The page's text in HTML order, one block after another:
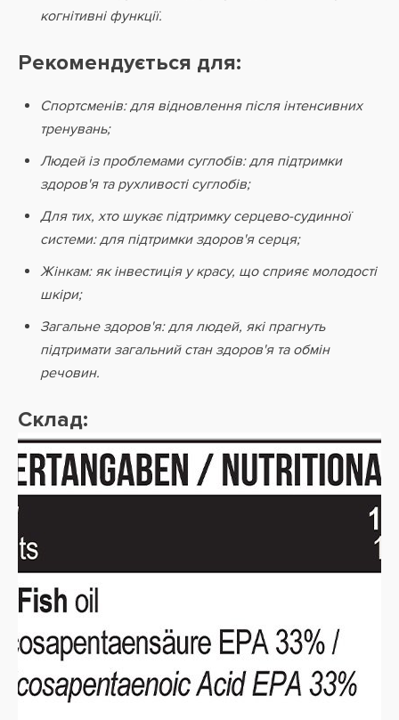
когнітивні функції.
Рекомендується для:
Спортсменів: для відновлення після інтенсивних
тренувань;
Людей із проблемами суглобів: для підтримки
здоров'я та рухливості суглобів;
Для тих, хто шукає підтримку серцево-судинної
системи: для підтримки здоров'я серця;
Жінкам: як інвестиція у красу, що сприяє молодості
шкіри;
Загальне здоров'я: для людей, які прагнуть
підтримати загальний стан здоров'я та обмін
речовин.
Склад: